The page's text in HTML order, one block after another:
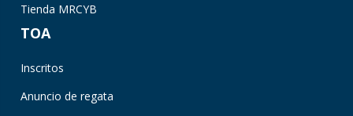
Tienda MRCYB
TOA
Inscritos
Anuncio de regata